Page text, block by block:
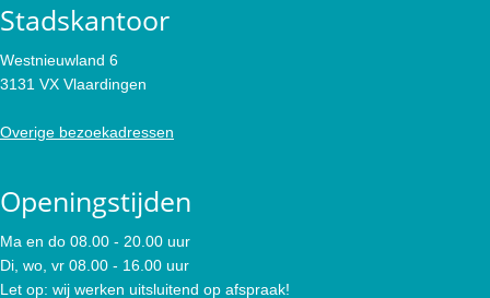
Stadskantoor
Westnieuwland 6
3131 VX Vlaardingen
Overige bezoekadressen
Openingstijden
Ma en do 08.00 - 20.00 uur
Di, wo, vr 08.00 - 16.00 uur
Let op: wij werken uitsluitend op afspraak!